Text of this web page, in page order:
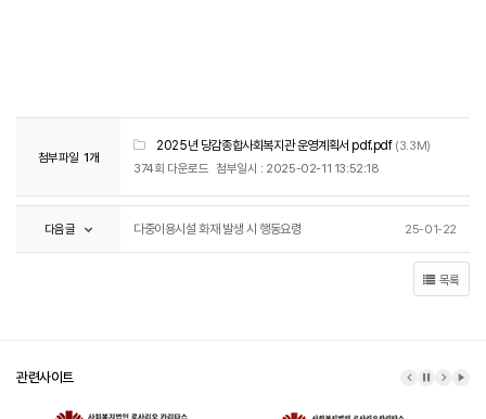
첨부파일 1개
2025년 당감종합사회복지관 운영계획서 pdf.pdf (3.3M)
374회 다운로드 첨부일시 : 2025-02-11 13:52:18
다음글 다중이용시설 화재 발생 시 행동요령 25-01-22
목록
관련사이트 이전 배너
배너 정지
다음 배
배